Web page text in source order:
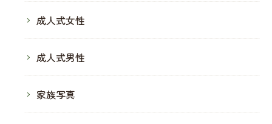
成人式女性
成人式男性
家族写真